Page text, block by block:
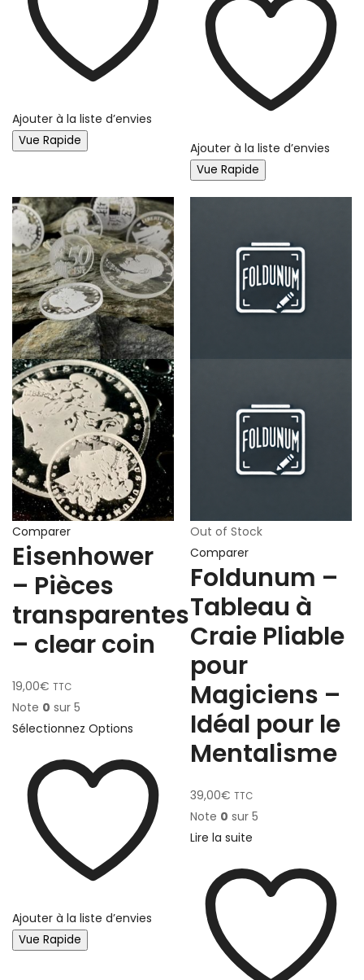
Ajouter à la liste d’envies
Vue Rapide Ajouter à la liste d’envies
Vue Rapide
Comparer
Eisenhower
– Pièces
transparentes
– clear coin
19,00€ TTC
Note 0 sur 5
Sélectionnez Options
Ajouter à la liste d’envies
Vue Rapide
Out of Stock
Comparer
Foldunum –
Tableau à
Craie Pliable
pour
Magiciens –
Idéal pour le
Mentalisme
39,00€ TTC
Note 0 sur 5
Lire la suite